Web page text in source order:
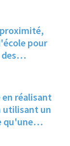
pour
à la
réalisant
utilisant un
qu'une